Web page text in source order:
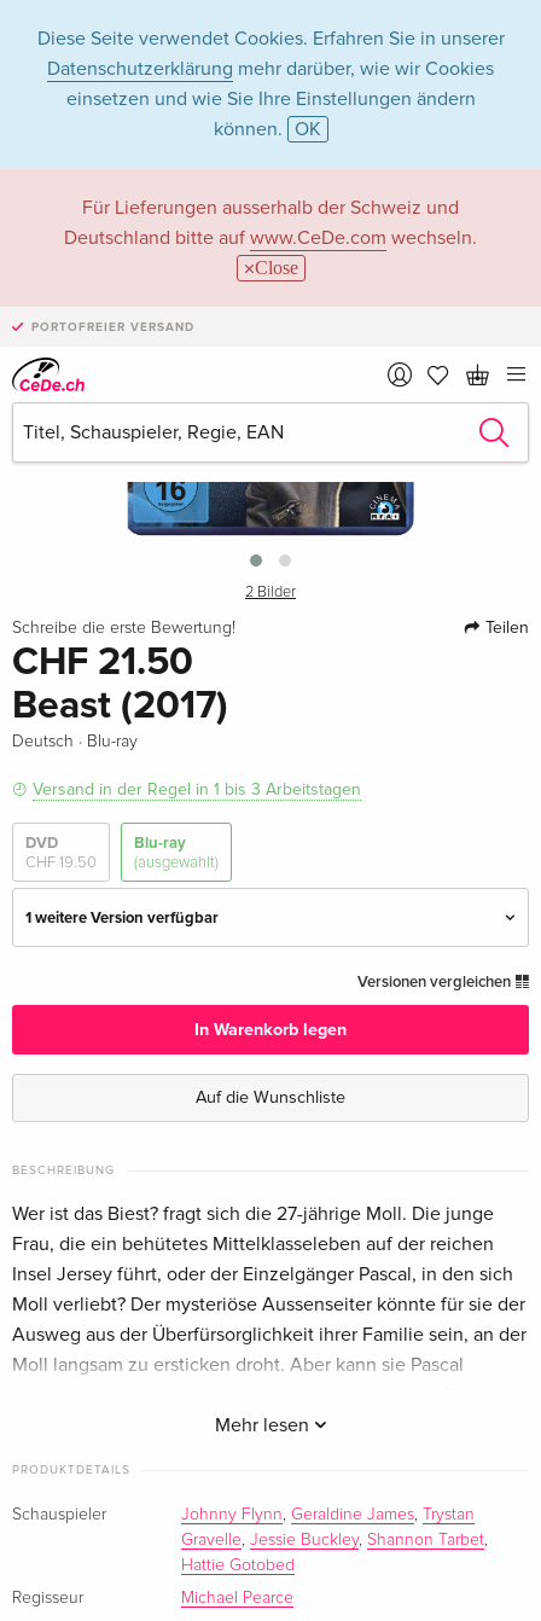
Diese Seite verwendet Cookies. Erfahren Sie in unserer
Datenschutzerklärung mehr darüber, wie wir Cookies
einsetzen und wie Sie Ihre Einstellungen ändern
können. OK
Für Lieferungen ausserhalb der Schweiz und
Deutschland bitte auf www.CeDe.com wechseln.
Close
PORTOFREIER VERSAND
›
2 Bilder
Schreibe die erste Bewertung! Teilen
CHF 21.50
Beast (2017)
Deutsch · Blu-ray
Versand in der Regel in 1 bis 3 Arbeitstagen
DVD
CHF 19.50
Blu-ray
(ausgewählt)
1 weitere Version verfügbar
Deutsch
CHF 21.50
Standard Edition
CHF 28.50
Versionen vergleichen
In Warenkorb legen
Auf die Wunschliste
BESCHREIBUNG
Mehr lesen
Wer ist das Biest? fragt sich die 27-jährige Moll. Die junge
Frau, die ein behütetes Mittelklasseleben auf der reichen
Insel Jersey führt, oder der Einzelgänger Pascal, in den sich
Moll verliebt? Der mysteriöse Aussenseiter könnte für sie der
Ausweg aus der Überfürsorglichkeit ihrer Familie sein, an der
Moll langsam zu ersticken droht. Aber kann sie Pascal
wird schnell zum Hauptverdächtigen. Hinter der
nicht nur Molls Liebe zu Pascal in Gefahr bringen, sondern
auch an Molls Unschuld zweifeln lassen.
PRODUKTDETAILS
Schauspieler Johnny Flynn, Geraldine James,
Trystan
Gravelle, Jessie Buckley, Shannon Tarbet,
Hattie Gotobed
Regisseur
Michael Pearce